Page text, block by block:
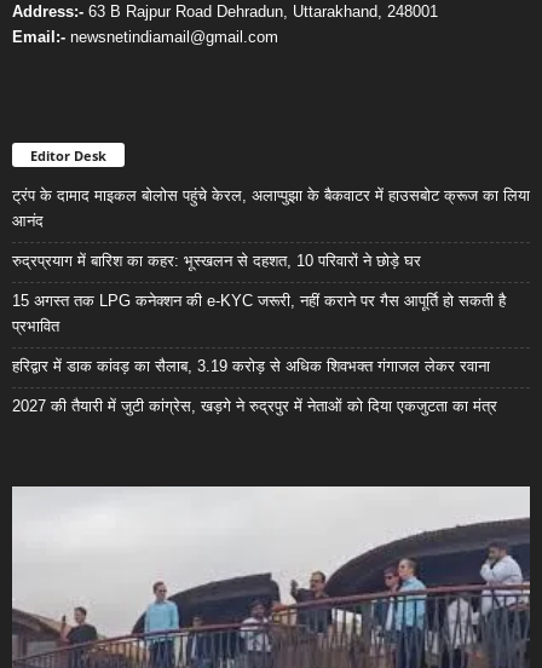
Address:- 63 B Rajpur Road Dehradun, Uttarakhand, 248001
Email:- newsnetindiamail@gmail.com
Editor Desk
ट्रंप के दामाद माइकल बोलोस पहुंचे केरल, अलाप्पुझा के बैकवाटर में हाउसबोट क्रूज का लिया
आनंद
रुद्रप्रयाग में बारिश का कहर: भूस्खलन से दहशत, 10 परिवारों ने छोड़े घर
15 अगस्त तक LPG कनेक्शन की e-KYC जरूरी, नहीं कराने पर गैस आपूर्ति हो सकती है
प्रभावित
हरिद्वार में डाक कांवड़ का सैलाब, 3.19 करोड़ से अधिक शिवभक्त गंगाजल लेकर रवाना
2027 की तैयारी में जुटी कांग्रेस, खड़गे ने रुद्रपुर में नेताओं को दिया एकजुटता का मंत्र